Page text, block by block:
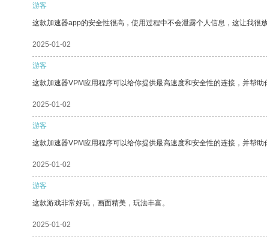
游客
这款加速器app的安全性很高，使用过程中不会泄露个人信息，这让我很
2025-01-02
游客
这款加速器VPM应用程序可以给你提供最高速度和安全性的连接，并帮助
2025-01-02
游客
这款加速器VPM应用程序可以给你提供最高速度和安全性的连接，并帮助
2025-01-02
游客
这款游戏非常好玩，画面精美，玩法丰富。
2025-01-02